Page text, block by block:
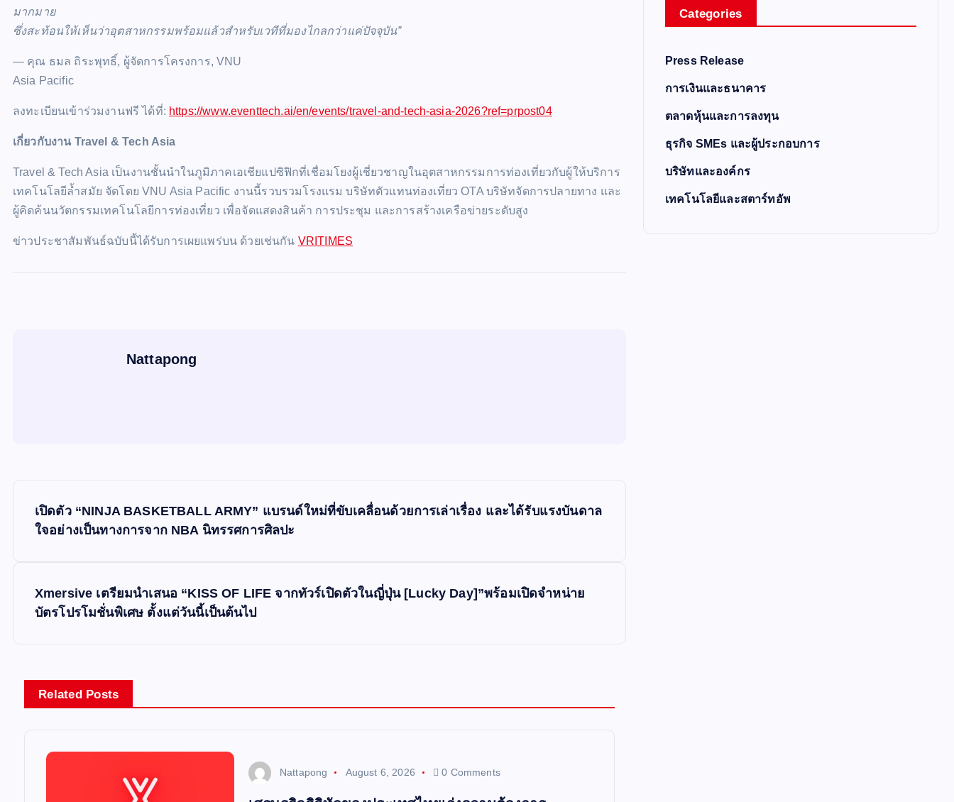
มากมาย
ซึ่งสะท้อนให้เห็นว่าอุตสาหกรรมพร้อมแล้วสำหรับเวทีที่มองไกลกว่าแค่ปัจจุบัน”
— คุณ ธมล ถิระพุทธิ์, ผู้จัดการโครงการ, VNU
Asia Pacific
ลงทะเบียนเข้าร่วมงานฟรี ได้ที่: https://www.eventtech.ai/en/events/travel-and-tech-asia-2026?ref=prpost04
เกี่ยวกับงาน Travel & Tech Asia
Travel & Tech Asia เป็นงานชั้นนำในภูมิภาคเอเชียแปซิฟิกที่เชื่อมโยงผู้เชี่ยวชาญในอุตสาหกรรมการท่องเที่ยวกับผู้ให้บริการ
เทคโนโลยีล้ำสมัย จัดโดย VNU Asia Pacific งานนี้รวบรวมโรงแรม บริษัทตัวแทนท่องเที่ยว OTA บริษัทจัดการปลายทาง และ
ผู้คิดค้นนวัตกรรมเทคโนโลยีการท่องเที่ยว เพื่อจัดแสดงสินค้า การประชุม และการสร้างเครือข่ายระดับสูง
ข่าวประชาสัมพันธ์ฉบับนี้ได้รับการเผยแพร่บน ด้วยเช่นกัน VRITIMES
Nattapong
เปิดตัว “NINJA BASKETBALL ARMY” แบรนด์ใหม่ที่ขับเคลื่อนด้วยการเล่าเรื่อง และได้รับแรงบันดาล
ใจอย่างเป็นทางการจาก NBA นิทรรศการศิลปะ
Xmersive เตรียมนำเสนอ “KISS OF LIFE จากทัวร์เปิดตัวในญี่ปุ่น [Lucky Day]”พร้อมเปิดจำหน่าย
บัตรโปรโมชั่นพิเศษ ตั้งแต่วันนี้เป็นต้นไป
Related Posts
Nattapong August 6, 2026 0 Comments
Categories
Press Release
การเงินและธนาคาร
ตลาดหุ้นและการลงทุน
ธุรกิจ SMEs และผู้ประกอบการ
บริษัทและองค์กร
เทคโนโลยีและสตาร์ทอัพ